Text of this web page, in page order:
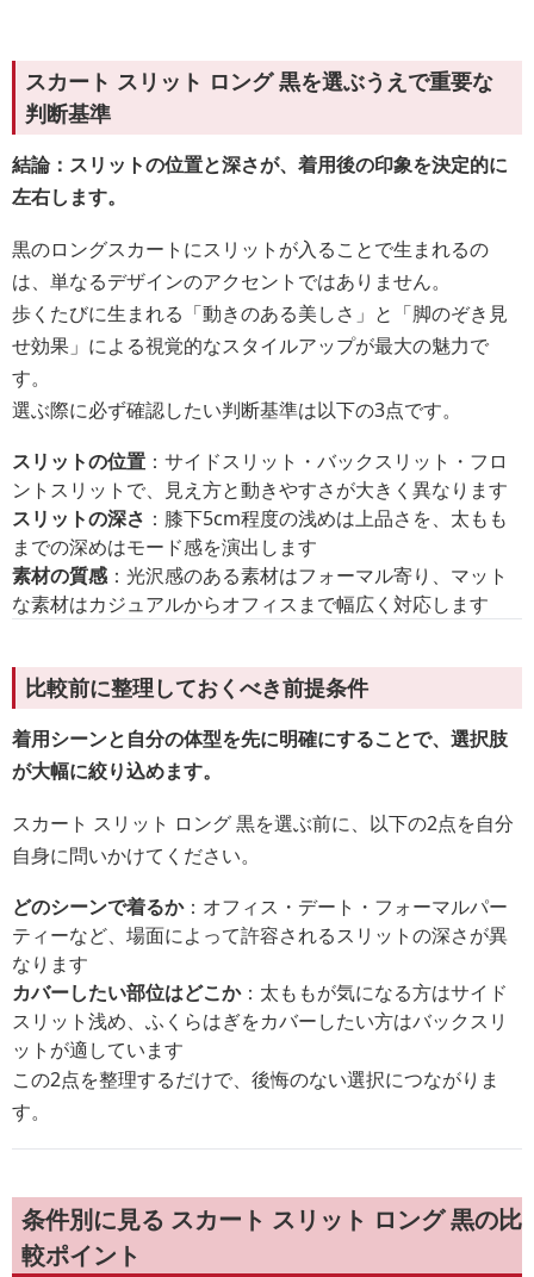
スカート スリット ロング 黒を選ぶうえで重要な
判断基準
結論：スリットの位置と深さが、着用後の印象を決定的に
左右します。
黒のロングスカートにスリットが入ることで生まれるの
は、単なるデザインのアクセントではありません。
歩くたびに生まれる「動きのある美しさ」と「脚のぞき見
せ効果」による視覚的なスタイルアップが最大の魅力で
す。
選ぶ際に必ず確認したい判断基準は以下の3点です。
スリットの位置 ：サイドスリット・バックスリット・フロ
ントスリットで、見え方と動きやすさが大きく異なります
スリットの深さ ：膝下5cm程度の浅めは上品さを、太もも
までの深めはモード感を演出します
素材の質感：光沢感のある素材はフォーマル寄り、マット
な素材はカジュアルからオフィスまで幅広く対応します
比較前に整理しておくべき前提条件
着用シーンと自分の体型を先に明確にすることで、選択肢
が大幅に絞り込めます。
スカート スリット ロング 黒を選ぶ前に、以下の2点を自分
自身に問いかけてください。
どのシーンで着るか：オフィス・デート・フォーマルパー
ティーなど、場面によって許容されるスリットの深さが異
なります
カバーしたい部位はどこか：太ももが気になる方はサイド
スリット浅め、ふくらはぎをカバーしたい方はバックスリ
ットが適しています
この2点を整理するだけで、後悔のない選択につながりま
す。
条件別に見る スカート スリット ロング 黒の比
較ポイント